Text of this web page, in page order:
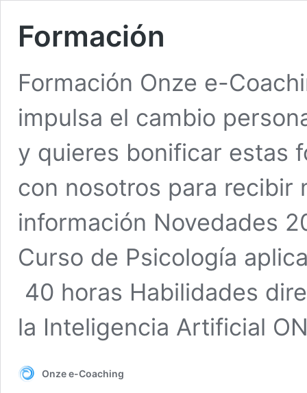
Formación
Formación Onze e-
impulsa el cambio
y quieres bonificar estas
con nosotros para recibir
información Novedades
Curso de Psicología
40 horas Habilidades
la Inteligencia Artificial
Onze e-Coaching